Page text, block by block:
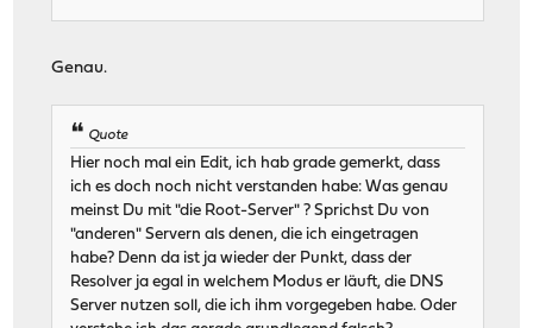
Genau.
Quote
Hier noch mal ein Edit, ich hab grade gemerkt, dass
ich es doch noch nicht verstanden habe: Was genau
meinst Du mit "die Root-Server" ? Sprichst Du von
"anderen" Servern als denen, die ich eingetragen
habe? Denn da ist ja wieder der Punkt, dass der
Resolver ja egal in welchem Modus er läuft, die DNS
Server nutzen soll, die ich ihm vorgegeben habe. Oder